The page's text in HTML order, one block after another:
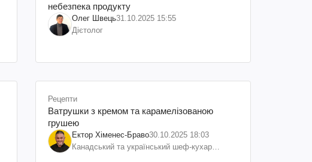
небезпека продукту
Олег Швець31.10.2025 15:55
Дієтолог
Рецепти
Ватрушки з кремом та карамелізованою
грушею
Ектор Хіменес-Браво30.10.2025 18:03
Канадський та український шеф-кухар